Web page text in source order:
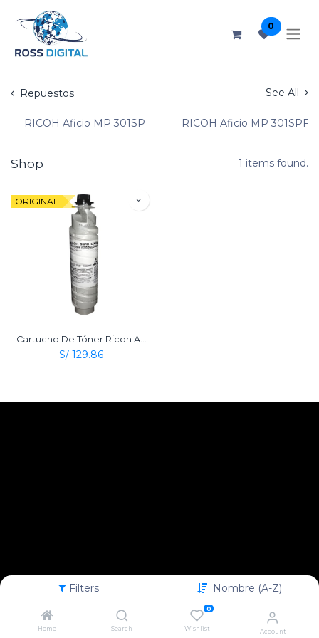
Filters Nombre (A-Z)
Home Search
0
Wishlist Account
0
Repuestos See All
RICOH Aficio MP 301SP RICOH Aficio MP 301SPF
Shop 1 items found.
ORIGINAL
S/ 129.86